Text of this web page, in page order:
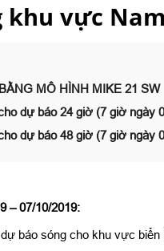
vực
MÔ HÌNH MIKE 21 SW
dự báo 24 giờ (7 giờ ngày
dự báo 48 giờ (7 giờ ngày
– 07/10/2019:
báo sóng cho khu vực